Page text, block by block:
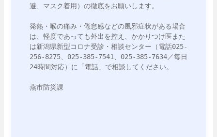
避、マスク着用）の徹底をお願いします。
発熱・喉の痛み・倦怠感などの風邪症状がある場合
は、軽度であっても外出を控え、かかりつけ医また
は新潟県新型コロナ受診・相談センター（電話025-
256-8275、025-385-7541、025-385-7634／毎日
24時間対応）に「電話」で相談してください。
燕市防災課